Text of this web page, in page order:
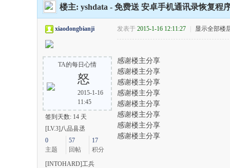
› ›
楼主: yshdata - 免费送 安卓手机通讯录恢复程
xiaodongbianji
TA的每日心情
怒
2015-1-16
11:45
签到天数: 14 天
[LV.3]八品县丞
0
主题
57
回帖
17
积分
[INTOHARD]工兵
发表于 2015-1-16 12:11:27 显示全部楼
感谢楼主分享
感谢楼主分享
感谢楼主分享
感谢楼主分享
感谢楼主分享
感谢楼主分享
感谢楼主分享
感谢楼主分享